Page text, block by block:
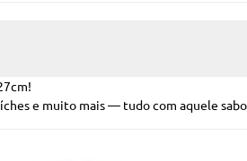
e muito mais — tudo com aquele